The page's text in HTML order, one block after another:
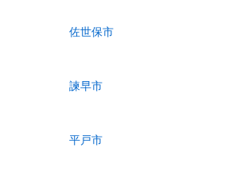
佐世保市
諫早市
平戸市